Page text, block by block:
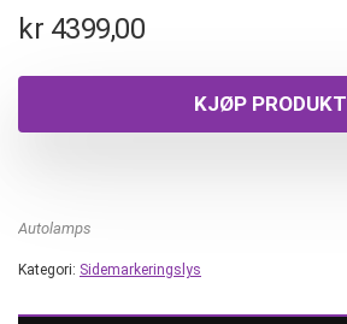
kr 4399,00
KJØP PRODUKT
Autolamps
Kategori: Sidemarkeringslys